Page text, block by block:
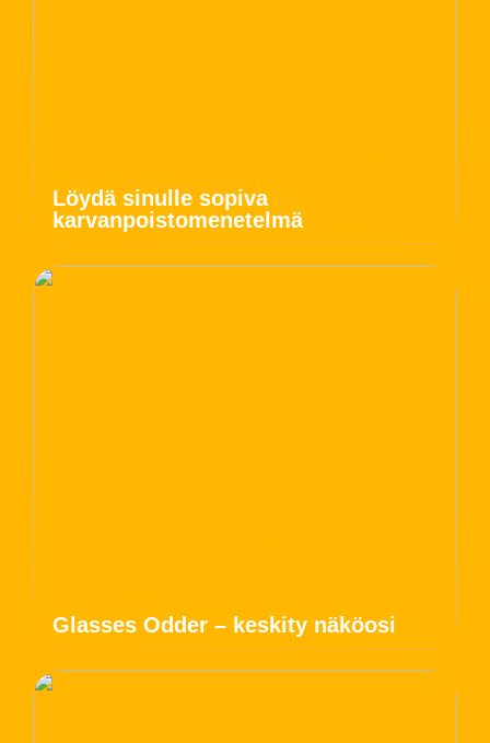
Löydä sinulle sopiva
karvanpoistomenetelmä
Glasses Odder – keskity näköosi